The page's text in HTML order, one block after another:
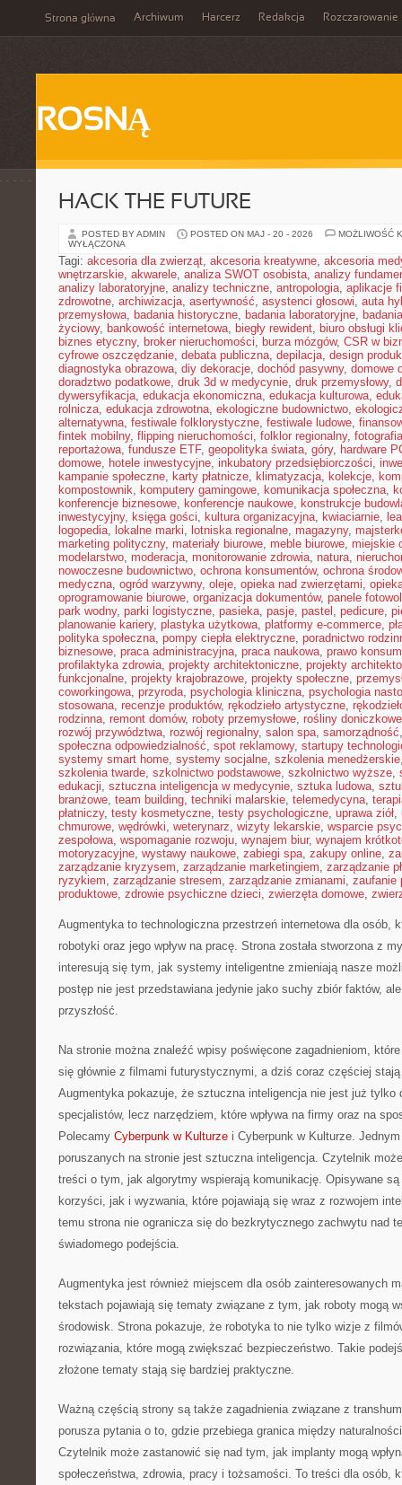
Strona główna Archiwum Harcerz Redakcja Rozczarowanie
ROSNĄ
HACK THE FUTURE
POSTED BY ADMIN POSTED ON MAJ - 20 - 2026
MOŻLIWOŚĆ
WYŁĄCZONA
Tagi: akcesoria dla zwierząt, akcesoria kreatywne, akcesoria
wnętrzarskie, akwarele, analiza SWOT osobista, analizy
analizy laboratoryjne, analizy techniczne, antropologia, aplikacje
zdrowotne, archiwizacja, asertywność, asystenci głosowi, auta
przemysłowa, badania historyczne, badania laboratoryjne,
życiowy, bankowość internetowa, biegły rewident, biuro obsługi
biznes etyczny, broker nieruchomości, burza mózgów, CSR w
cyfrowe oszczędzanie, debata publiczna, depilacja, design
diagnostyka obrazowa, diy dekoracje, dochód pasywny, domowe
doradztwo podatkowe, druk 3d w medycynie, druk przemysłowy,
dywersyfikacja, edukacja ekonomiczna, edukacja kulturowa,
rolnicza, edukacja zdrowotna, ekologiczne budownictwo,
alternatywna, festiwale folklorystyczne, festiwale ludowe,
fintek mobilny, flipping nieruchomości, folklor regionalny,
reportażowa, fundusze ETF, geopolityka świata, góry, hardware
domowe, hotele inwestycyjne, inkubatory przedsiębiorczości,
kampanie społeczne, karty płatnicze, klimatyzacja, kolekcje,
kompostownik, komputery gamingowe, komunikacja społeczna,
konferencje biznesowe, konferencje naukowe, konstrukcje
inwestycyjny, księga gości, kultura organizacyjna, kwiaciarnie,
logopedia, lokalne marki, lotniska regionalne, magazyny,
marketing polityczny, materiały biurowe, meble biurowe, miejskie
modelarstwo, moderacja, monitorowanie zdrowia, natura,
nowoczesne budownictwo, ochrona konsumentów, ochrona
medyczna, ogród warzywny, oleje, opieka nad zwierzętami,
oprogramowanie biurowe, organizacja dokumentów, panele
park wodny, parki logistyczne, pasieka, pasje, pastel , pedicure,
planowanie kariery, plastyka użytkowa, platformy e-commerce,
polityka społeczna, pompy ciepła elektryczne, poradnictwo
biznesowe, praca administracyjna, praca naukowa, prawo
profilaktyka zdrowia, projekty architektoniczne, projekty
funkcjonalne, projekty krajobrazowe, projekty społeczne,
coworkingowa, przyroda, psychologia kliniczna, psychologia
stosowana, recenzje produktów, rękodzieło artystyczne,
rodzinna, remont domów, roboty przemysłowe, rośliny doniczkowe
rozwój przywództwa, rozwój regionalny, salon spa, samorządność
społeczna odpowiedzialność, spot reklamowy, startupy
systemy smart home, systemy socjalne, szkolenia menedżerskie
szkolenia twarde, szkolnictwo podstawowe, szkolnictwo wyższe,
edukacji, sztuczna inteligencja w medycynie, sztuka ludowa,
branżowe, team building, techniki malarskie, telemedycyna,
płatniczy, testy kosmetyczne, testy psychologiczne, uprawa ziół,
chmurowe, wędrówki, weterynarz, wizyty lekarskie, wsparcie
zespołowa, wspomaganie rozwoju, wynajem biur, wynajem
motoryzacyjne, wystawy naukowe, zabiegi spa, zakupy online,
zarządzanie kryzysem, zarządzanie marketingiem, zarządzanie
ryzykiem, zarządzanie stresem, zarządzanie zmianami, zaufanie
produktowe, zdrowie psychiczne dzieci, zwierzęta domowe,
Augmentyka to technologiczna przestrzeń internetowa dla osób,
robotyki oraz jego wpływ na pracę. Strona została stworzona z
interesują się tym, jak systemy inteligentne zmieniają nasze
postęp nie jest przedstawiana jedynie jako suchy zbiór faktów,
przyszłość.
Na stronie można znaleźć wpisy poświęcone zagadnieniom,
się głównie z filmami futurystycznymi, a dziś coraz częściej
Augmentyka pokazuje, że sztuczna inteligencja nie jest już tylko
specjalistów, lecz narzędziem, które wpływa na firmy oraz na
Polecamy Cyberpunk w Kulturze i Cyberpunk w Kulturze.
poruszanych na stronie jest sztuczna inteligencja. Czytelnik
treści o tym, jak algorytmy wspierają komunikację. Opisywane są
korzyści, jak i wyzwania, które pojawiają się wraz z rozwojem
temu strona nie ogranicza się do bezkrytycznego zachwytu nad
świadomego podejścia.
Augmentyka jest również miejscem dla osób zainteresowanych
tekstach pojawiają się tematy związane z tym, jak roboty mogą
środowisk. Strona pokazuje, że robotyka to nie tylko wizje z
rozwiązania, które mogą zwiększać bezpieczeństwo. Takie
złożone tematy stają się bardziej praktyczne.
Ważną częścią strony są także zagadnienia związane z
porusza pytania o to, gdzie przebiega granica między
Czytelnik może zastanowić się nad tym, jak implanty mogą
społeczeństwa, zdrowia, pracy i tożsamości. To treści dla osób,